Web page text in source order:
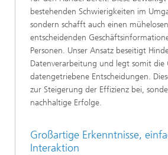
bestehenden Schwierigkeiten im
sondern schafft auch einen
entscheidenden
Personen. Unser Ansatz beseitigt
Datenverarbeitung und legt somit die
datengetriebene Entscheidungen.
zur Steigerung der Effizienz bei,
nachhaltige Erfolge.
Großartige Erkenntnisse,
Interaktion